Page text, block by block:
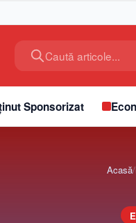
Caută articole...
Sponsorizat
Acasă/